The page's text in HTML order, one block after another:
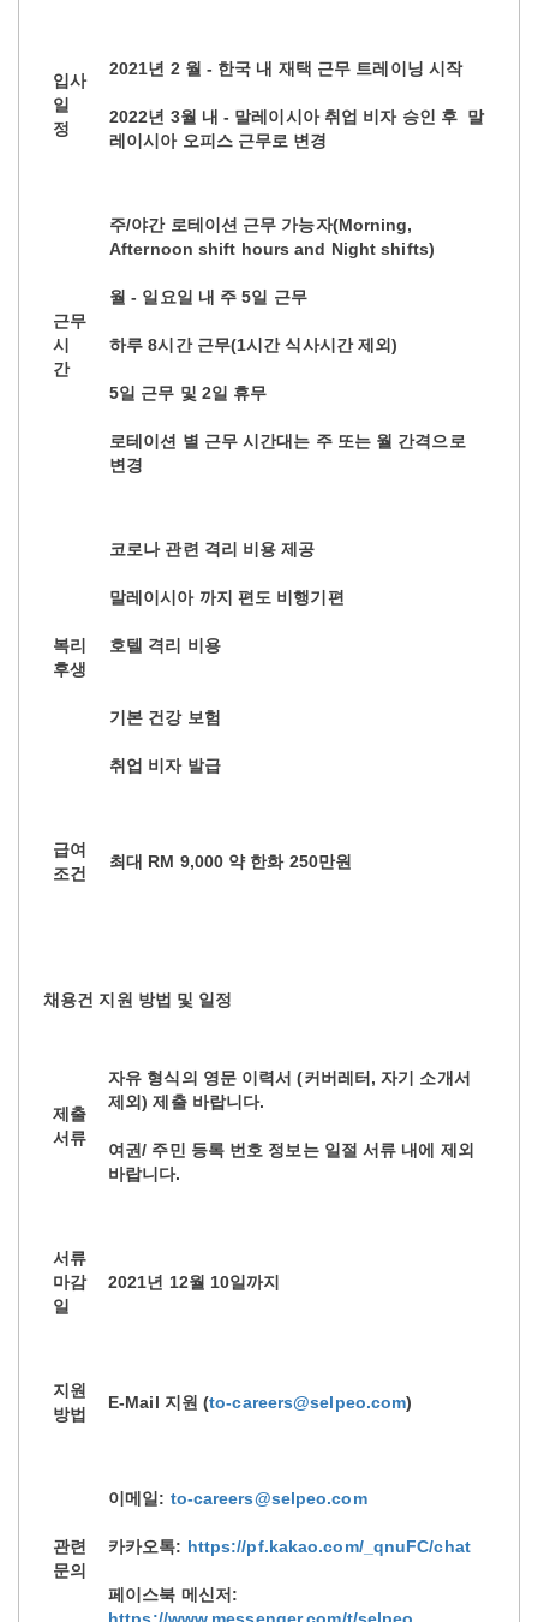
입사
일
정
2021년 2 월 - 한국 내 재택 근무 트레이닝 시작
2022년 3월 내 - 말레이시아 취업 비자 승인 후 말
레이시아 오피스 근무로 변경
근무
시
간
주/야간 로테이션 근무 가능자(Morning,
Afternoon shift hours and Night shifts)
월 - 일요일 내 주 5일 근무
하루 8시간 근무(1시간 식사시간 제외)
5일 근무 및 2일 휴무
로테이션 별 근무 시간대는 주 또는 월 간격으로
변경
복리
후생
코로나 관련 격리 비용 제공
말레이시아 까지 편도 비행기편
호텔 격리 비용
기본 건강 보험
취업 비자 발급
급여
조건
최대 RM 9,000 약 한화 250만원
채용건 지원 방법 및 일정
제출
서류
자유 형식의 영문 이력서 (커버레터, 자기 소개서
제외) 제출 바랍니다.
여권/ 주민 등록 번호 정보는 일절 서류 내에 제외
바랍니다.
서류
마감
일
2021년 12월 10일까지
지원
방법
E-Mail 지원 (to-careers@selpeo.com)
관련
문의
이메일: to-careers@selpeo.com
카카오톡: https://pf.kakao.com/_qnuFC/chat
페이스북 메신저:
https://www.messenger.com/t/selpeo